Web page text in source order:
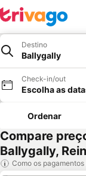
Destino
Ballygally
Check-in/out
Escolha as
Ordenar
Compare
Ballygally,
Como os